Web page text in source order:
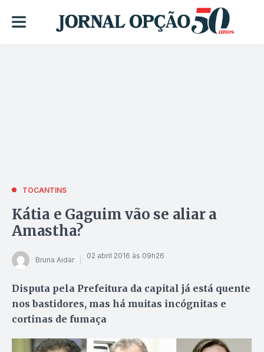
TOCANTINS
Kátia e Gaguim vão se aliar a
Amastha?
Bruna Aidar 02 abril 2016 às 09h26
Disputa pela Prefeitura da capital já está quente
nos bastidores, mas há muitas incógnitas e
cortinas de fumaça